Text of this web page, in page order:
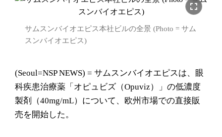
fullscreen
サムスンバイオエピス本社ビルの全景 (Photo = サム
スンバイオエピス)
(Seoul=NSP NEWS) = サムスンバイオエピスは、眼
科疾患治療薬「オピュビズ（Opuviz）」の低濃度
製剤（40mg/mL）について、欧州市場での直接販
売を開始した。